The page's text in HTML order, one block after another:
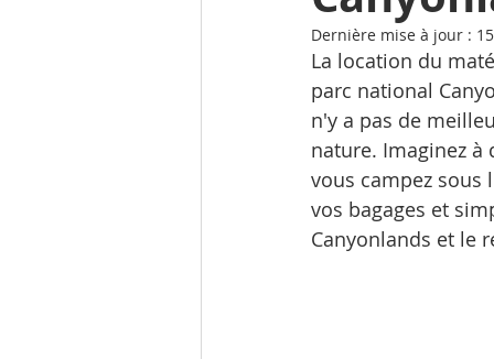
Dernière mise à jour :
La location du
parc national
n'y a pas de
nature. Imaginez
vous campez sous
vos bagages et
Canyonlands et le